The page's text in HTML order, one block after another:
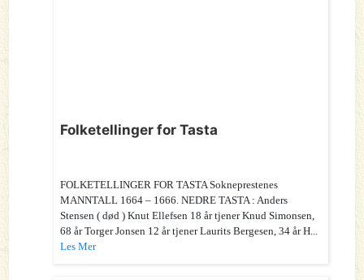
Folketellinger for Tasta
FOLKETELLINGER FOR TASTA Sokneprestenes
MANNTALL 1664 – 1666. NEDRE TASTA : Anders
Stensen ( død ) Knut Ellefsen 18 år tjener Knud Simonsen,
68 år Torger Jonsen 12 år tjener Laurits Bergesen, 34 år H...
Les Mer